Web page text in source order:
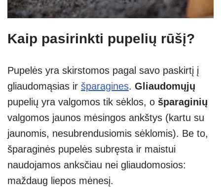
Kaip pasirinkti pupelių rūšį?
Pupelės yra skirstomos pagal savo paskirtį į
gliaudomąsias ir šparagines. Gliaudomųjų
pupelių yra valgomos tik sėklos, o šparaginių
valgomos jaunos mėsingos ankštys (kartu su
jaunomis, nesubrendusiomis sėklomis). Be to,
šparaginės pupelės subręsta ir maistui
naudojamos anksčiau nei gliaudomosios:
maždaug liepos mėnesį.